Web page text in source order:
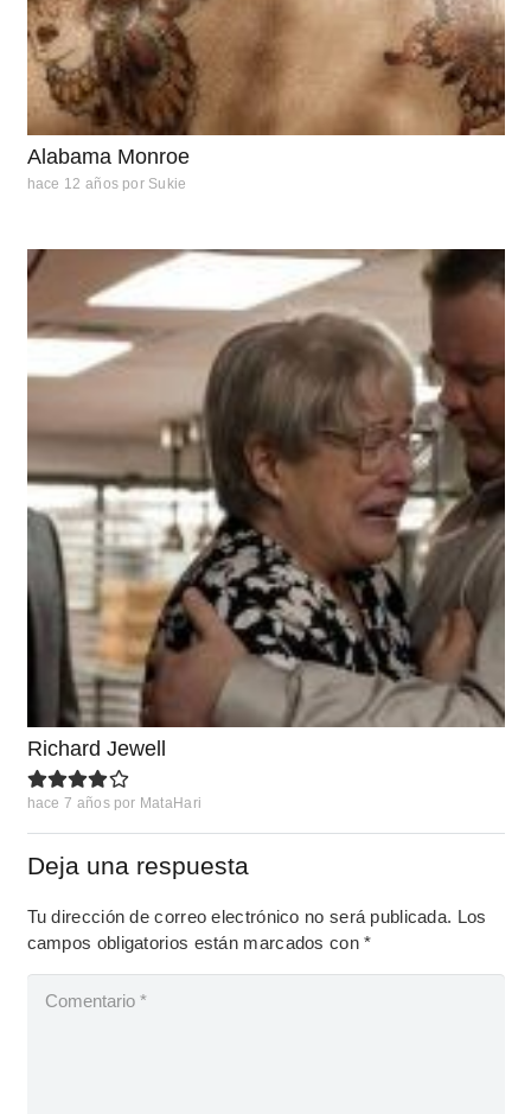
Alabama Monroe
hace 12 años por Sukie
Richard Jewell
hace 7 años por MataHari
Deja una respuesta
Tu dirección de correo electrónico no será publicada. Los
campos obligatorios están marcados con*